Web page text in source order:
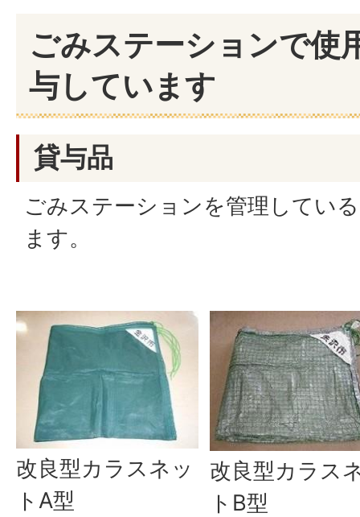
ごみステーションで使
与しています
貸与品
ごみステーションを管理している
ます。
改良型カラスネッ
トA型
改良型カラス
トB型